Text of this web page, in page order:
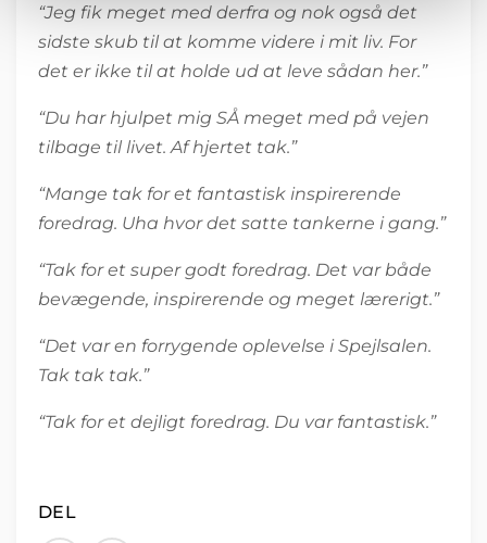
“Jeg fik meget med derfra og nok også det
sidste skub til at komme videre i mit liv. For
det er ikke til at holde ud at leve sådan her.”
“Du har hjulpet mig SÅ meget med på vejen
tilbage til livet. Af hjertet tak.”
“Mange tak for et fantastisk inspirerende
foredrag. Uha hvor det satte tankerne i gang.”
“Tak for et super godt foredrag. Det var både
bevægende, inspirerende og meget lærerigt.”
“Det var en forrygende oplevelse i Spejlsalen.
Tak tak tak.”
“Tak for et dejligt foredrag. Du var fantastisk.”
DEL